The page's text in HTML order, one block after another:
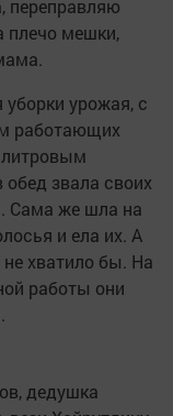
переправляю
плечо мешки,
уборки урожая, с
работающих
звала своих
Сама же шла на
и ела их. А
хватило бы. На
работы они
дедушка